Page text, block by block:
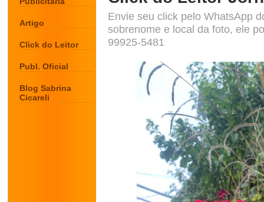
Artigo
Click do Leitor
Publ. Oficial
Blog Sabrina
Cicareli
Envie seu click pelo WhatsApp
sobrenome e local da foto, ele
99925-5481